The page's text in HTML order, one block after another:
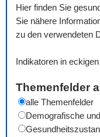
Hier finden Sie
Sie nähere
zu den verwendeten
Indikatoren in
Themenfelder
alle Themenfelder
Demografische